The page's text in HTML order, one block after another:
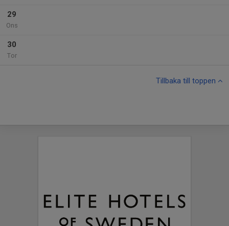
29
Ons
30
Tor
Tillbaka till toppen